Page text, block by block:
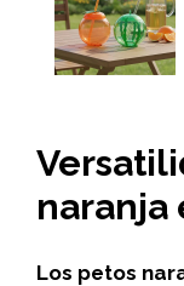
naranja
Los petos